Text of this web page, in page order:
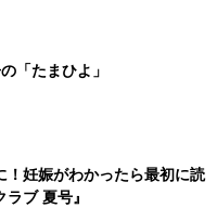
「たまひよ」
！妊娠がわかったら最初に読
ブ 夏号』